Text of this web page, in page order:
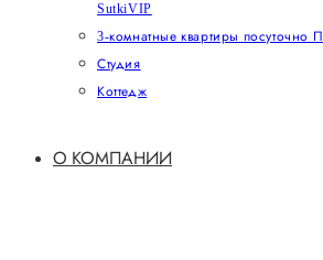
SutkiVIP
3-комнатные квартиры посуточно
Студия
Коттедж
О КОМПАНИИ